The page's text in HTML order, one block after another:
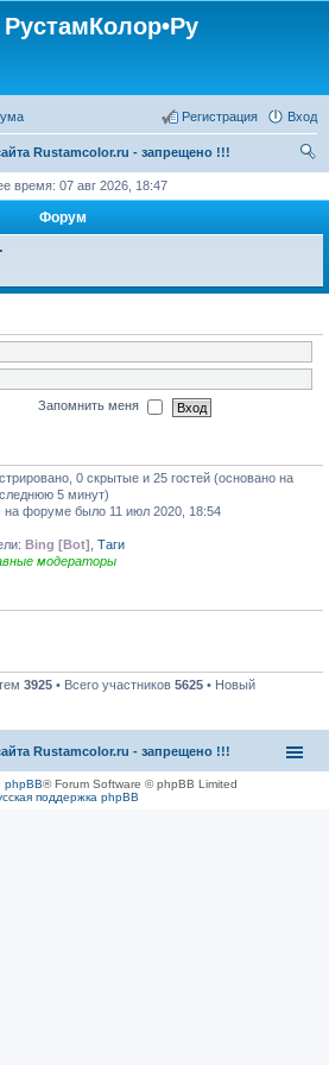
РустамКолор•Ру
Вход
Регистрация
Rustamcolor.ru - запрещено !!!
время: 07 авг 2026, 18:47
Форум
Запомнить меня
0 скрытые и 25 гостей (основано на
5 минут)
на форуме было 11 июл 2020, 18:54
Bing [Bot] Таги
модераторы
3925 • Всего участников 5625 • Новый
Rustamcolor.ru - запрещено !!!
phpBB® Forum Software © phpBB Limited
поддержка phpBB